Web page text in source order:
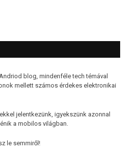
blog, mindenféle tech témával
mellett számos érdekes elektronikai
jelentkezünk, igyekszünk azonnal
a mobilos világban.
le semmiről!